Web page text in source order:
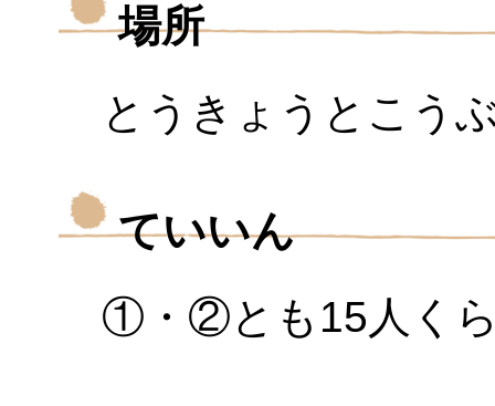
場所
とうきょうとこう
ていいん
①・②とも15人く